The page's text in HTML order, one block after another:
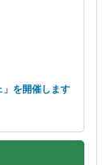
」を開催します